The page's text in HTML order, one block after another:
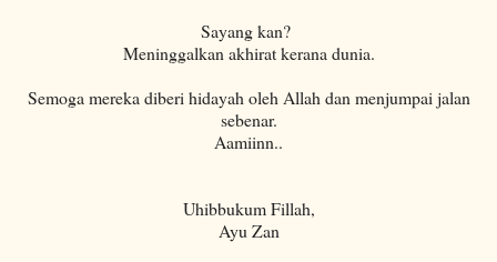
Sayang kan?
Meninggalkan akhirat kerana dunia.
Semoga mereka diberi hidayah oleh Allah dan menjumpai jalan
sebenar.
Aamiinn..
Uhibbukum Fillah,
Ayu Zan